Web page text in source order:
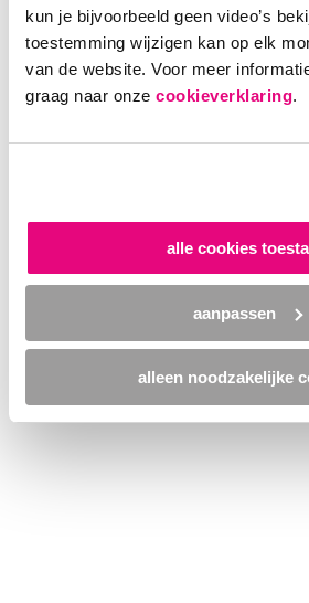
kun je bijvoorbeeld geen video’s
toestemming wijzigen kan op elk
van de website. Voor meer
graag naar onze cookieverklaring.
alle cookies
aanpassen
alleen noodzakelijke
Application error: a client-side